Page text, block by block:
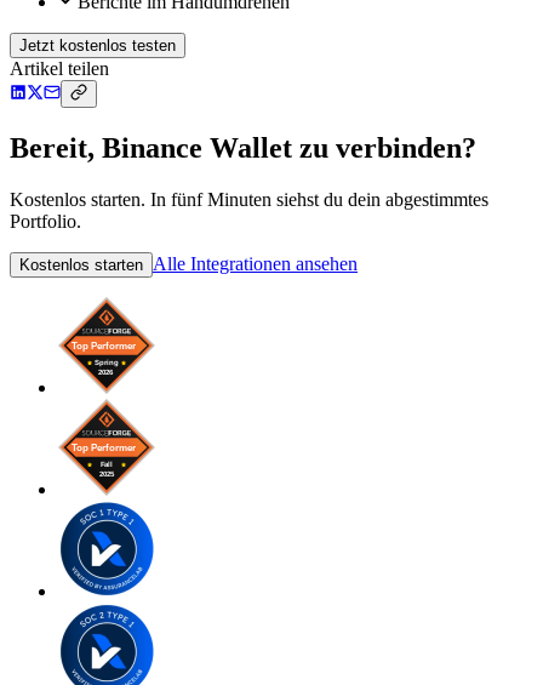
Jetzt kostenlos testen
Artikel teilen
Bereit, Binance Wallet zu verbinden?
Kostenlos starten. In fünf Minuten siehst du dein abgestimmtes
Portfolio.
Kostenlos starten Alle Integrationen ansehen